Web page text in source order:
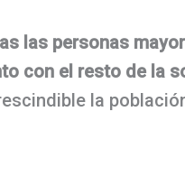
las personas
con el resto de la
la